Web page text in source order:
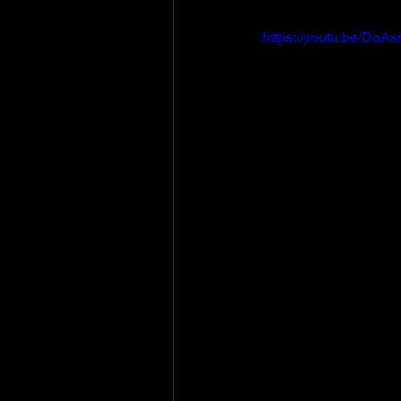
https://youtu.be/